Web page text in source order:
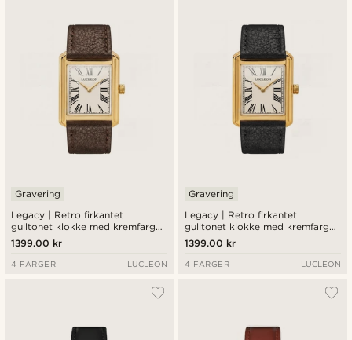
Legacy | Retro firkantet
gulltonet klokke med kremfarget
urskive med romertall og
mørkebrun lærreim
Gravering
1399.00 kr
4 FARGER LUCLEON
Legacy | Retro firkantet
gulltonet klokke med kremfarget
urskive med romertall og svart
lærreim
Gravering
1399.00 kr
4 FARGER LUCLEON